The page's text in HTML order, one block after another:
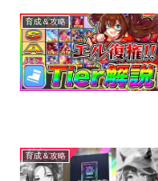
育成＆攻略
育成＆攻略